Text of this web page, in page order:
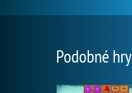
Podobné hry